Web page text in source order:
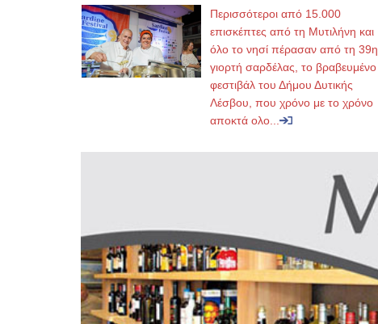
Περισσότεροι από 15.000
επισκέπτες από τη Μυτιλήνη και
όλο το νησί πέρασαν από τη 39η
γιορτή σαρδέλας, το βραβευμένο
φεστιβάλ του Δήμου Δυτικής
Λέσβου, που χρόνο με το χρόνο
αποκτά ολο...